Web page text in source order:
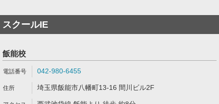
スクールIE
飯能校
042-980-6455
埼玉県飯能市八幡町13-16 間川ビル2F